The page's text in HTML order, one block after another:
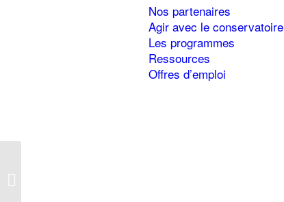
Nos partenaires
Agir avec le conservatoire
Les programmes
Ressources
Offres d’emploi